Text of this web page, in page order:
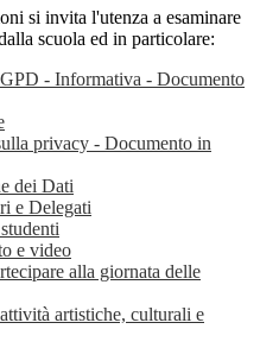
si invita l'utenza a esaminare
scuola ed in particolare:
- Informativa - Documento
privacy - Documento in
dei Dati
e Delegati
e video
alla giornata delle
artistiche, culturali e